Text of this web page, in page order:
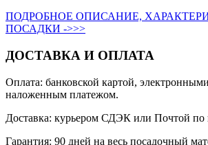
ПОДРОБНОЕ ОПИСАНИЕ,
ПОСАДКИ ->>>
ДОСТАВКА И ОПЛАТА
Оплата: банковской картой,
наложенным платежом.
Доставка: курьером СДЭК или Почтой по
Гарантия: 90 дней на весь посадочный